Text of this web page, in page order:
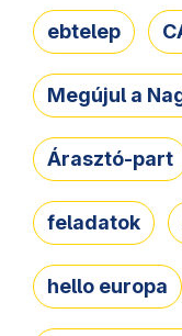
ebtelep
Megújul a
Árasztó-part
feladatok
hello europa